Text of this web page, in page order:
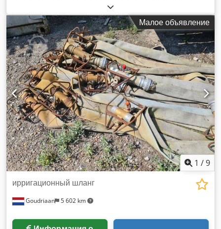
Малое объявление
1 /9
Goudriaan 5 602 km
ирригационный шланг